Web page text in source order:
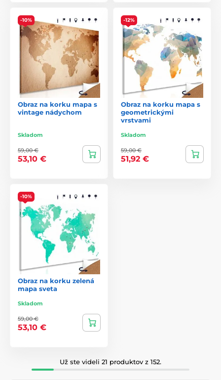
-10%
Obraz na korku mapa s
vintage nádychom
Skladom
59,00 €
53,10 €
-12%
Obraz na korku mapa s
geometrickými
vrstvami
Skladom
59,00 €
51,92 €
-10%
Obraz na korku zelená
mapa sveta
Skladom
59,00 €
53,10 €
Už ste videli 21 produktov z 152.